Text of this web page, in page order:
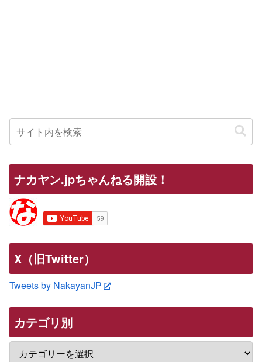
ナカヤン.jpちゃんねる開設！
X（旧Twitter）
Tweets by NakayanJP
カテゴリ別